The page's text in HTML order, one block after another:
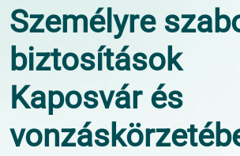
Személyre
biztosítások
Kaposvár és